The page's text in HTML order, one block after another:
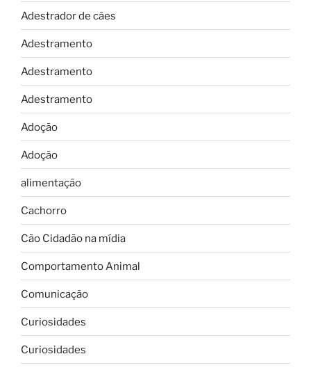
Adestrador de cães
Adestramento
Adestramento
Adestramento
Adoção
Adoção
alimentação
Cachorro
Cão Cidadão na mídia
Comportamento Animal
Comunicação
Curiosidades
Curiosidades